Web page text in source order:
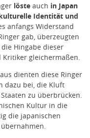
löste auch in Japan
Identität und
anfangs Widerstand
gab, überzeugten
Hingabe dieser
Kritiker gleichermaßen.
dienten diese Ringer
dazu bei, die Kluft
zu überbrücken.
Kultur in die
die japanischen